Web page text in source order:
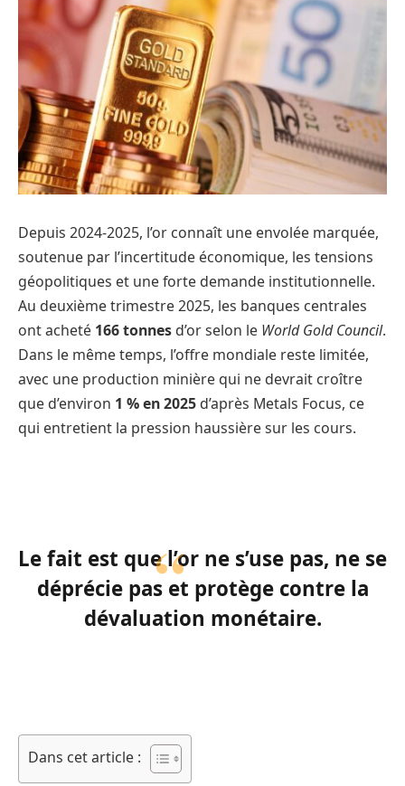
Depuis 2024-2025, l’or connaît une envolée marquée,
soutenue par l’incertitude économique, les tensions
géopolitiques et une forte demande institutionnelle.
Au deuxième trimestre 2025, les banques centrales
ont acheté 166 tonnes d’or selon le World Gold Council.
Dans le même temps, l’offre mondiale reste limitée,
avec une production minière qui ne devrait croître
que d’environ 1 % en 2025 d’après Metals Focus, ce
qui entretient la pression haussière sur les cours.
Le fait est que l’or ne s’use pas, ne se
déprécie pas et protège contre la
dévaluation monétaire.
Dans cet article :